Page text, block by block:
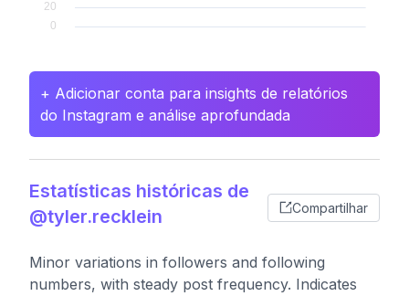
+ Adicionar conta para insights de relatórios
do Instagram e análise aprofundada
Estatísticas históricas de
@tyler.recklein
Compartilhar
Minor variations in followers and following
numbers, with steady post frequency. Indicates